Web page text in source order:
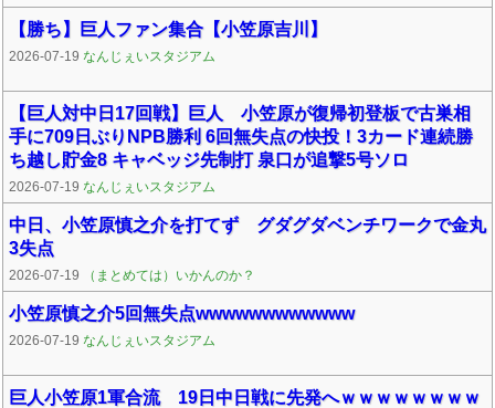
【勝ち】巨人ファン集合【小笠原吉川】
2026-07-19 なんじぇいスタジアム
【巨人対中日17回戦】巨人 小笠原が復帰初登板で古巣相
手に709日ぶりNPB勝利 6回無失点の快投！3カード連続勝
ち越し貯金8 キャベッジ先制打 泉口が追撃5号ソロ
2026-07-19 なんじぇいスタジアム
中日、小笠原慎之介を打てず グダグダベンチワークで金丸
3失点
2026-07-19 （まとめては）いかんのか？
小笠原慎之介5回無失点wwwwwwwwwwww
2026-07-19 なんじぇいスタジアム
巨人小笠原1軍合流 19日中日戦に先発へｗｗｗｗｗｗｗｗ